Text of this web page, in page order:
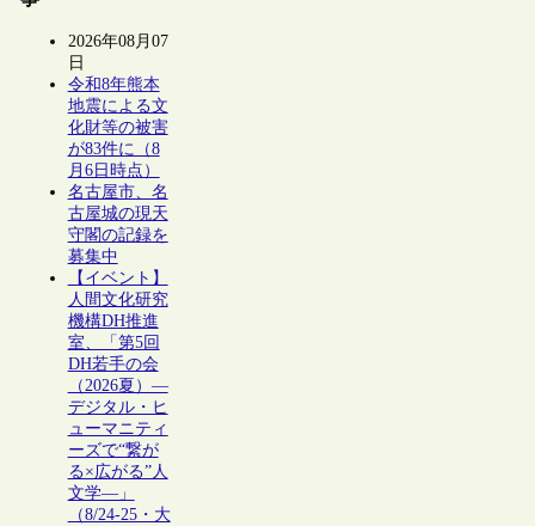
2026年08月07
日
令和8年熊本
地震による文
化財等の被害
が83件に（8
月6日時点）
名古屋市、名
古屋城の現天
守閣の記録を
募集中
【イベント】
人間文化研究
機構DH推進
室、「第5回
DH若手の会
（2026夏）―
デジタル・ヒ
ューマニティ
ーズで“繋が
る×広がる”人
文学―」
（8/24-25・大